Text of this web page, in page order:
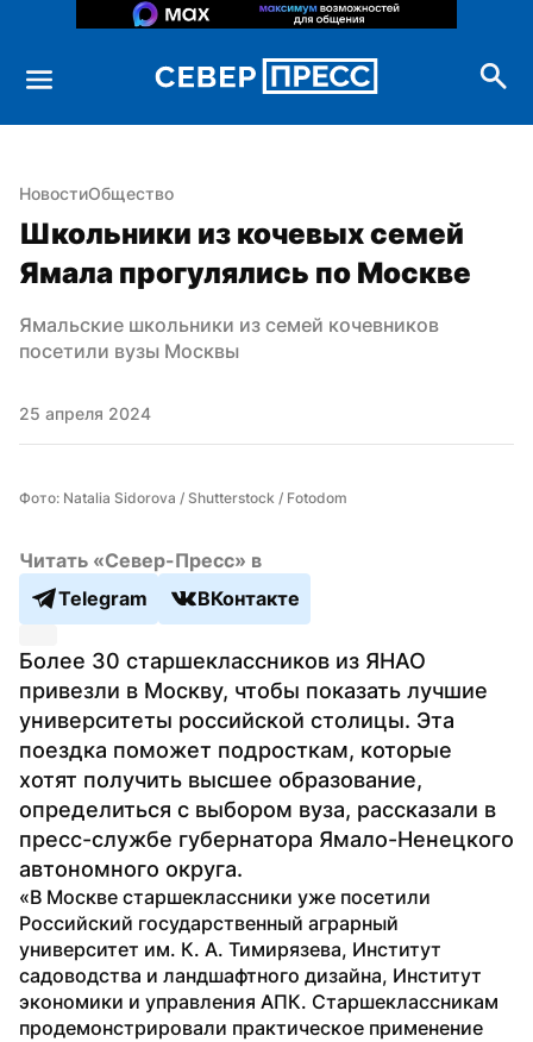
НовостиОбщество
Школьники из кочевых семей
Ямала прогулялись по Москве
Ямальские школьники из семей кочевников
посетили вузы Москвы
25 апреля 2024
Фото: Natalia Sidorova / Shutterstock / Fotodom
Читать «Север-Пресс» в
Telegram
ВКонтакте
Более 30 старшеклассников из ЯНАО
привезли в Москву, чтобы показать лучшие
университеты российской столицы. Эта
поездка поможет подросткам, которые
хотят получить высшее образование,
определиться с выбором вуза, рассказали в
пресс-службе губернатора Ямало-Ненецкого
автономного округа.
«В Москве старшеклассники уже посетили
Российский государственный аграрный
университет им. К. А. Тимирязева, Институт
садоводства и ландшафтного дизайна, Институт
экономики и управления АПК. Старшеклассникам
продемонстрировали практическое применение